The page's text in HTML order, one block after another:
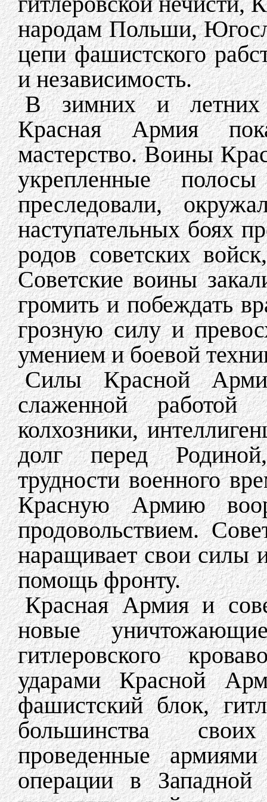
народам Польши,
цепи фашистского
и независимость.
В зимних и летних
Красная Армия
мастерство. Воины
укрепленные
преследовали,
наступательных боях
родов советских
Советские воины
громить и побеждать
грозную силу и
умением и боевой
Силы Красной
слаженной работой
колхозники,
долг перед
трудности военного
Красную Армию
продовольствием.
наращивает свои силы
помощь фронту.
Красная Армия и
новые
гитлеровского
ударами Красной
фашистский блок,
большинства
проведенные
операции в